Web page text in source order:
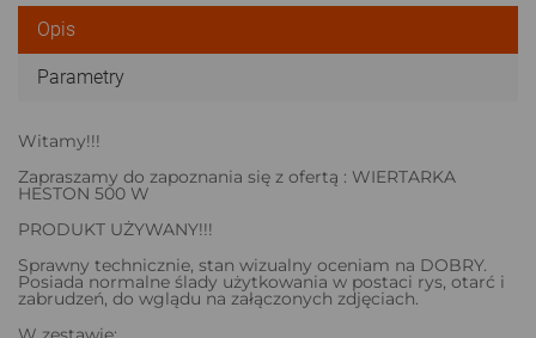
Opis
Parametry
Witamy!!!
Zapraszamy do zapoznania się z ofertą : WIERTARKA
HESTON 500 W
PRODUKT UŻYWANY!!!
Sprawny technicznie, stan wizualny oceniam na DOBRY.
Posiada normalne ślady użytkowania w postaci rys, otarć i
zabrudzeń, do wglądu na załączonych zdjęciach.